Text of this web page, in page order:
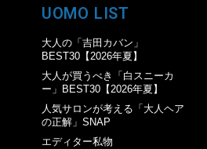
UOMO LIST
大人の「吉田カバン」
BEST30【2026年夏】
大人が買うべき「白スニーカ
ー」BEST30【2026年夏】
人気サロンが考える「大人ヘア
の正解」SNAP
エディター私物